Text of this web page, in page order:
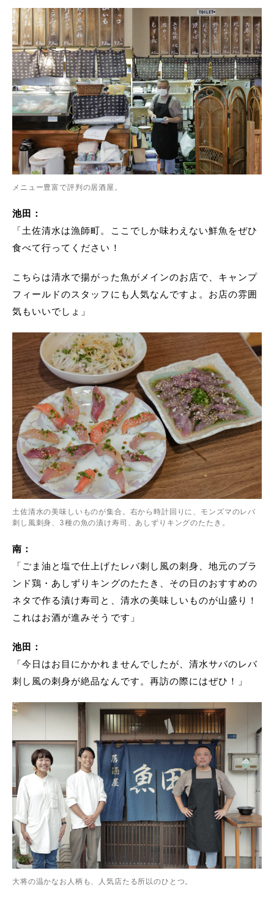
メニュー豊富で評判の居酒屋。
池田：
「土佐清水は漁師町。ここでしか味わえない鮮魚をぜひ
食べて行ってください！
こちらは清水で揚がった魚がメインのお店で、キャンプ
フィールドのスタッフにも人気なんですよ。お店の雰囲
気もいいでしょ」
土佐清水の美味しいものが集合。右から時計回りに、モンズマのレバ
刺し風刺身、3種の魚の漬け寿司、あしずりキングのたたき。
南：
「ごま油と塩で仕上げたレバ刺し風の刺身、地元のブラ
ンド鶏・あしずりキングのたたき、その日のおすすめの
ネタで作る漬け寿司と、清水の美味しいものが山盛り！
これはお酒が進みそうです」
池田：
「今日はお目にかかれませんでしたが、清水サバのレバ
刺し風の刺身が絶品なんです。再訪の際にはぜひ！」
大将の温かなお人柄も、人気店たる所以のひとつ。